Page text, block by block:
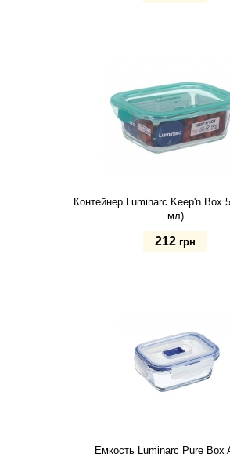
Контейнер Luminarc Keep'n Box
мл)
212 грн
Емкость Luminarc Pure Box